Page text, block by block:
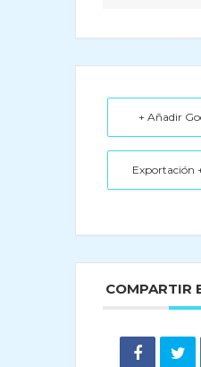
+ Añadir
Exportación
COMPARTIR